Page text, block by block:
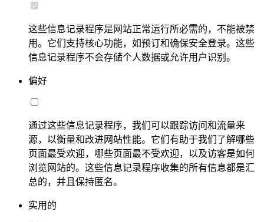
这些信息记录程序是网站正常运行所必需的，不能被禁
用。它们支持核心功能，如预订和确保安全登录。这些
信息记录程序不会存储个人数据或允许用户识别。
偏好
通过这些信息记录程序，我们可以跟踪访问和流量来
源，以衡量和改进网站性能。它们有助于我们了解哪些
页面最受欢迎，哪些页面最不受欢迎，以及访客是如何
浏览网站的。这些信息记录程序收集的所有信息都是汇
总的，并且保持匿名。
实用的